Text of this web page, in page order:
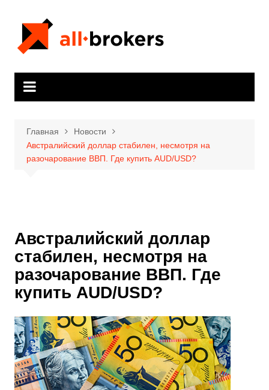
содержимому
Главная
Новости
Австралийский доллар стабилен, несмотря на
разочарование ВВП. Где купить AUD/USD?
Австралийский доллар
стабилен, несмотря на
разочарование ВВП. Где
купить AUD/USD?